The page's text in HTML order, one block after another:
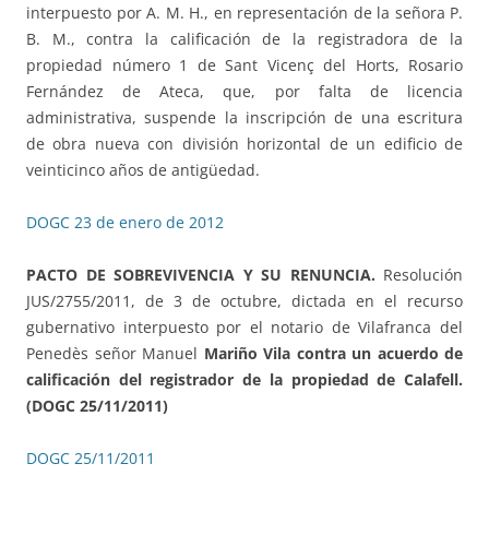
interpuesto por A. M. H., en representación de la señora P.
B. M., contra la calificación de la registradora de la
propiedad número 1 de Sant Vicenç del Horts, Rosario
Fernández de Ateca, que, por falta de licencia
administrativa, suspende la inscripción de una escritura
de obra nueva con división horizontal de un edificio de
veinticinco años de antigüedad.
DOGC 23 de enero de 2012
PACTO DE SOBREVIVENCIA Y SU RENUNCIA. Resolución
JUS/2755/2011, de 3 de octubre, dictada en el recurso
gubernativo interpuesto por el notario de Vilafranca del
Penedès señor Manuel Mariño Vila contra un acuerdo de
calificación del registrador de la propiedad de Calafell.
(DOGC 25/11/2011)
DOGC 25/11/2011